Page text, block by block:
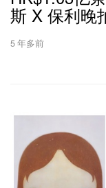
斯 X 保利晚
5 年多前